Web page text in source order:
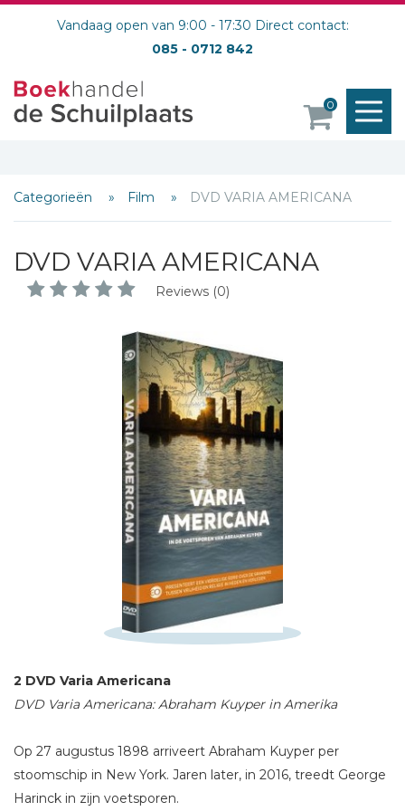
Vandaag open van 9:00 - 17:30 Direct contact:
085 - 0712 842
0
Categorieën Film DVD VARIA AMERICANA
DVD VARIA AMERICANA
Reviews (0)
2 DVD Varia Americana
DVD Varia Americana: Abraham Kuyper in Amerika
Op 27 augustus 1898 arriveert Abraham Kuyper per
stoomschip in New York. Jaren later, in 2016, treedt George
Harinck in zijn voetsporen.
Schrijf hieronder je review!
* = verplicht